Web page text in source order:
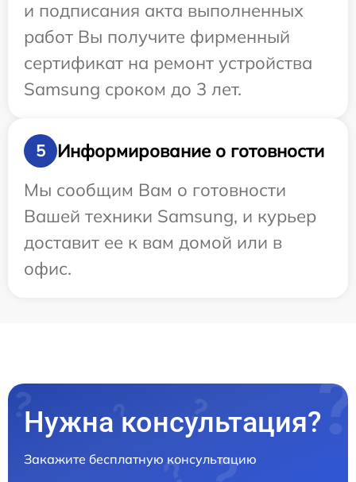
и подписания акта выполненных
работ Вы получите фирменный
сертификат на ремонт устройства
Samsung сроком до 3 лет.
5
Информирование о готовности
Мы сообщим Вам о готовности
Вашей техники Samsung, и курьер
доставит ее к вам домой или в
офис.
Нужна консультация?
Закажите бесплатную консультацию